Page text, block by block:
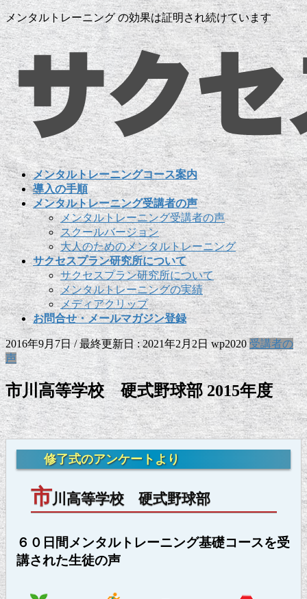
コ
ン
テ
ン
ツ
に
移
動
ナ
ビ
ゲ
ー
シ
ョ
ン
に
移
動
メンタルトレーニング の効果は証明され続けています
メンタルトレーニングコース案内
導入の手順
メンタルトレーニング受講者の声
メンタルトレーニング受講者の声
スクールバージョン
大人のためのメンタルトレーニング
サクセスプラン研究所について
サクセスプラン研究所について
メンタルトレーニングの実績
メディアクリップ
お問合せ・メールマガジン登録
2016年9月7日 / 最終更新日 :2021年2月2日 wp2020 受講者の
声
市川高等学校 硬式野球部 2015年度
修了式のアンケートより
市川高等学校 硬式野球部
６０日間メンタルトレーニング基礎コースを受
講された生徒の声